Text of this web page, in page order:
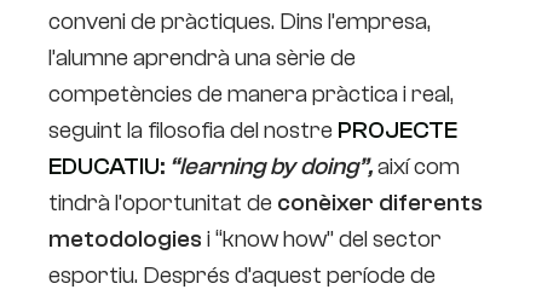
conveni de pràctiques. Dins l’empresa,
l’alumne aprendrà una sèrie de
competències de manera pràctica i real,
seguint la filosofia del nostre PROJECTE
EDUCATIU: “learning by doing”,així com
tindrà l’oportunitat de conèixer diferents
metodologies i “know how” del sector
esportiu. Després d’aquest període de